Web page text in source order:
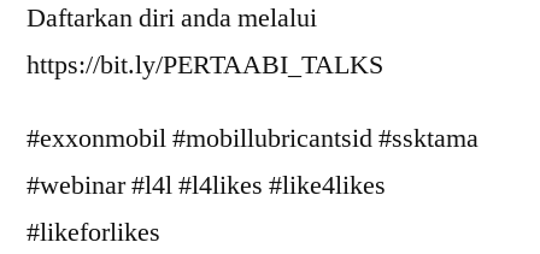
Daftarkan diri anda melalui
https://bit.ly/PERTAABI_TALKS
#exxonmobil #mobillubricantsid #ssktama
#webinar #l4l #l4likes #like4likes
#likeforlikes